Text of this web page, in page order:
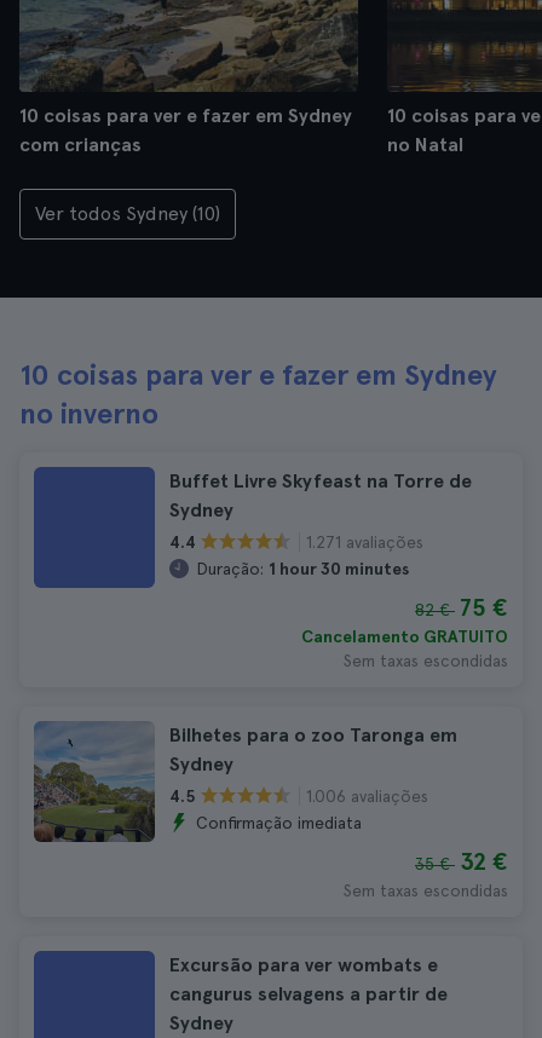
10 coisas para ver e fazer em Sydney
com crianças
10 coisas para
no Natal
Ver todos Sydney (10)
10 coisas para ver e fazer em Sydney
no inverno
Buffet Livre Skyfeast na Torre de
Sydney
4.4
1.271 avaliações
Duração: 1 hour 30 minutes
82 € 75 €
Cancelamento GRATUITO
Sem taxas escondidas
Bilhetes para o zoo Taronga em
Sydney
4.5
1.006 avaliações
Confirmação imediata
35 € 32 €
Sem taxas escondidas
Excursão para ver wombats e
cangurus selvagens a partir de
Sydney